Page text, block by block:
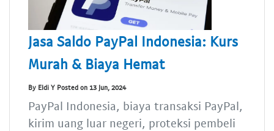
Jasa Saldo PayPal Indonesia: Kurs
Murah & Biaya Hemat
By Eldi Y Posted on 13 Jun, 2024
PayPal Indonesia, biaya transaksi PayPal,
kirim uang luar negeri, proteksi pembeli